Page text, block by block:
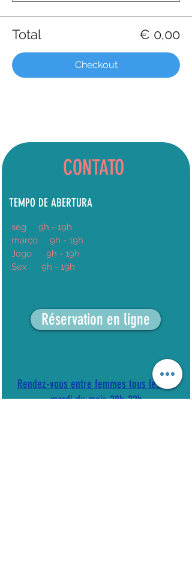
Total € 0,00
Checkout
CONTATO
TEMPO DE ABERTURA
seg 9h - 19h
março
9h - 19h
Jogo
9h - 19h
Sex
9h - 19h
Réservation en ligne
Rendez-vous entre femmes tous les 1er
mardi du mois 20h-22h